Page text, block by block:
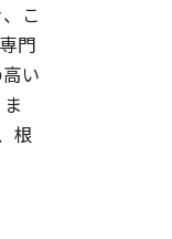
こ
門
い
根